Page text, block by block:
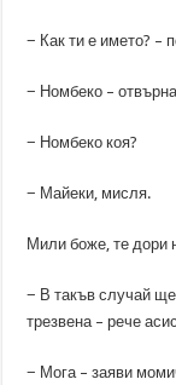
− Как ти е името? –
− Номбеко –
− Номбеко коя?
− Майеки, мисля.
Мили боже, те дори
− В такъв случай
трезвена – рече
− Мога – заяви